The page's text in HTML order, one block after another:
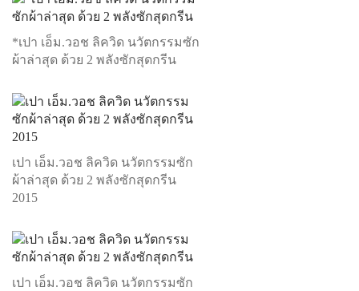
*เปา เอ็ม.วอช ลิควิด นวัตกรรมซัก
ผ้าล่าสุด ด้วย 2 พลังซักสุดกรีน
เปา เอ็ม.วอช ลิควิด นวัตกรรมซัก
ผ้าล่าสุด ด้วย 2 พลังซักสุดกรีน
2015
เปา เอ็ม.วอช ลิควิด นวัตกรรมซัก